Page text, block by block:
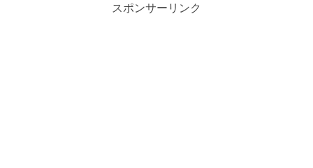
スポンサーリンク